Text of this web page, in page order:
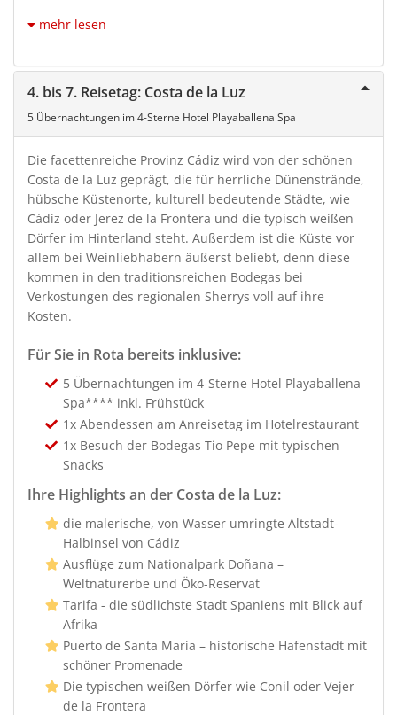
mehr lesen
4. bis 7. Reisetag: Costa de la Luz
5 Übernachtungen im 4-Sterne Hotel Playaballena Spa
Die facettenreiche Provinz Cádiz wird von der schönen
Costa de la Luz geprägt, die für herrliche Dünenstrände,
hübsche Küstenorte, kulturell bedeutende Städte, wie
Cádiz oder Jerez de la Frontera und die typisch weißen
Dörfer im Hinterland steht. Außerdem ist die Küste vor
allem bei Weinliebhabern äußerst beliebt, denn diese
kommen in den traditionsreichen Bodegas bei
Verkostungen des regionalen Sherrys voll auf ihre
Kosten.
Für Sie in Rota bereits inklusive:
5 Übernachtungen im 4-Sterne Hotel Playaballena
Spa**** inkl. Frühstück
1x Abendessen am Anreisetag im Hotelrestaurant
1x Besuch der Bodegas Tio Pepe mit typischen
Snacks
Ihre Highlights an der Costa de la Luz:
die malerische, von Wasser umringte Altstadt-
Halbinsel von Cádiz
Ausflüge zum Nationalpark Doñana –
Weltnaturerbe und Öko-Reservat
Tarifa - die südlichste Stadt Spaniens mit Blick auf
Afrika
Puerto de Santa Maria – historische Hafenstadt mit
schöner Promenade
Die typischen weißen Dörfer wie Conil oder Vejer
de la Frontera